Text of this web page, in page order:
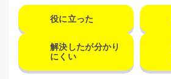
役に立った
解決したが分かり
にくい